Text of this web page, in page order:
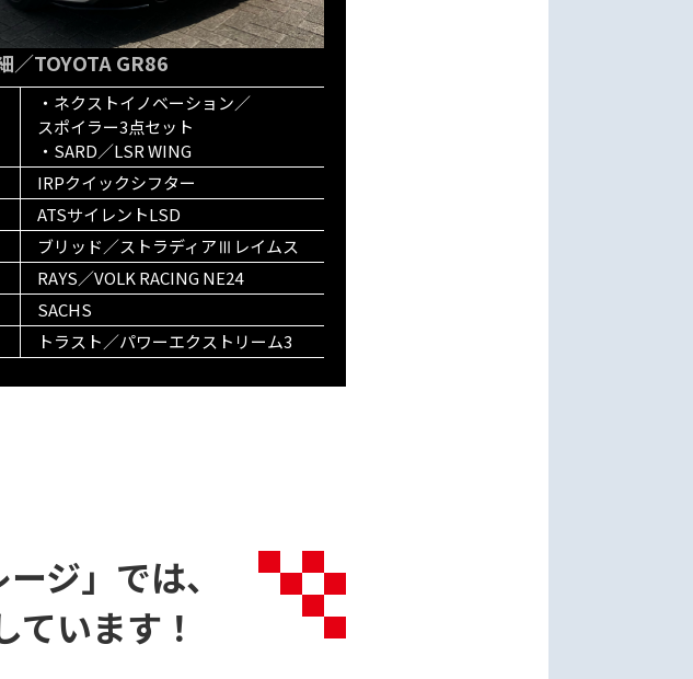
／TOYOTA GR86
・ネクストイノベーション／
スポイラー3点セット
・SARD／LSR WING
IRPクイックシフター
ATSサイレントLSD
ブリッド／ストラディアⅢレイムス
RAYS／VOLK RACING NE24
SACHS
トラスト／パワーエクストリーム3
ージ」では、
います！